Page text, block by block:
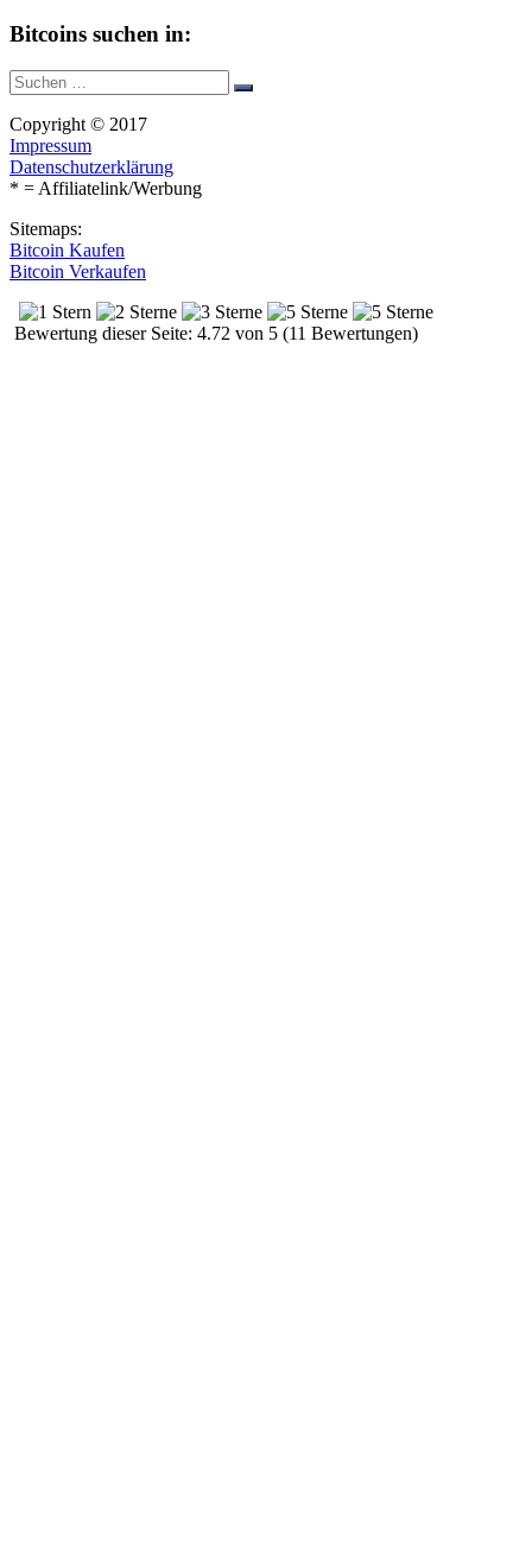
Bitcoins suchen in:
Suche
nach:
Suchen
Copyright © 2017
Impressum
Datenschutzerklärung
* = Affiliatelink/Werbung
Sitemaps:
Bitcoin Kaufen
Bitcoin Verkaufen
Bewertung dieser Seite: 4.72 von 5 (11 Bewertungen)